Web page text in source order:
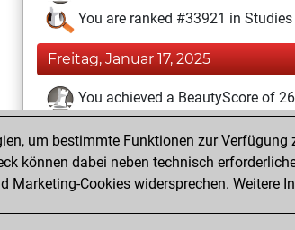
You are ranked #33921 in
Freitag, Januar 17, 2025
You achieved a BeautyScore of 26
You created your Fritz account
You created your Studies account
um bestimmte Funktionen zur
können dabei neben technisch
Marketing-Cookies widersprechen. Weitere